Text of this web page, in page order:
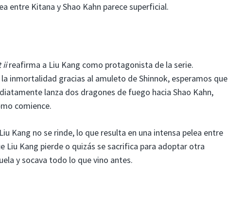
entre Kitana y Shao Kahn parece superficial.
iireafirma a Liu Kang como protagonista de la serie.
inmortalidad gracias al amuleto de Shinnok, esperamos que
lanza dos dragones de fuego hacia Shao Kahn,
comience.
Kang no se rinde, lo que resulta en una intensa pelea entre
Liu Kang pierde o quizás se sacrifica para adoptar otra
y socava todo lo que vino antes.